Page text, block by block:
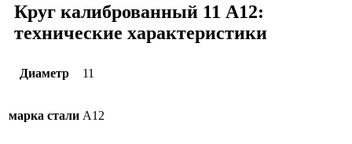
Круг калиброванный 11 А12:
технические характеристики
Диаметр 11
марка стали А12